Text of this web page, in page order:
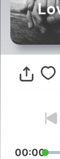
00:00